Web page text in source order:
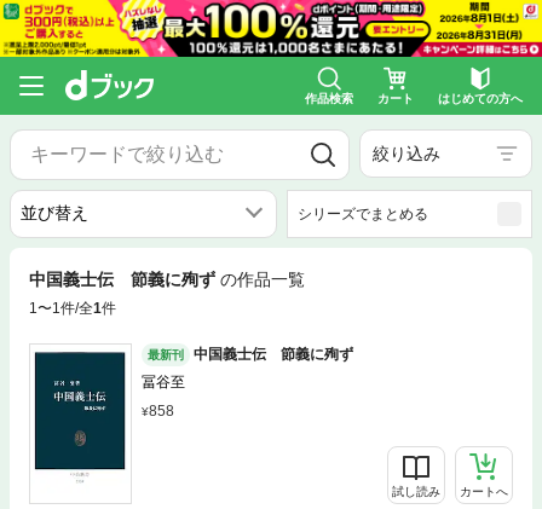
作品検索 カート はじめての方へ
絞り込み
シリーズでまとめる
中国義士伝 節義に殉ず の作品一覧
1〜1件/全1件
最新刊
中国義士伝 節義に殉ず
冨谷至
858
試し読み カートへ